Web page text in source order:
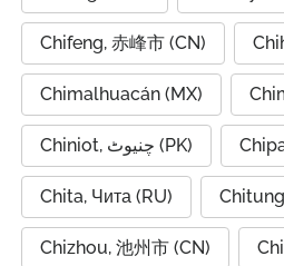
Chifeng, 赤峰市 (CN)
Chimalhuacán (MX)
Chiniot, چنیوٹ (PK)
Chita, Чита (RU)
Chizhou, 池州市 (CN)